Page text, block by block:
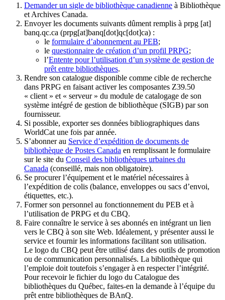
Demander un sigle de bibliothèque canadienne à Bibliothèque
et Archives Canada.
Envoyer les documents suivants dûment remplis à prpg [at]
banq.qc.ca (prpg[at]banq[dot]qc[dot]ca) :
le formulaire d’abonnement au PEB;
le questionnaire de création d’un profil PRPG;
l’Entente pour l’utilisation d’un système de gestion de
prêt entre bibliothèques.
Rendre son catalogue disponible comme cible de recherche
dans PRPG en faisant activer les composantes Z39.50
« client » et « serveur » du module de catalogage de son
système intégré de gestion de bibliothèque (SIGB) par son
fournisseur.
Si possible, exporter ses données bibliographiques dans
WorldCat une fois par année.
S’abonner au Service d’expédition de documents de
bibliothèque de Postes Canada en remplissant le formulaire
sur le site du Conseil des bibliothèques urbaines du
Canada (conseillé, mais non obligatoire).
Se procurer l’équipement et le matériel nécessaires à
l’expédition de colis (balance, enveloppes ou sacs d’envoi,
étiquettes, etc.).
Former son personnel au fonctionnement du PEB et à
l’utilisation de PRPG et du CBQ.
Faire connaître le service à ses abonnés en intégrant un lien
vers le CBQ à son site Web. Idéalement, y présenter aussi le
service et fournir les informations facilitant son utilisation.
Le logo du CBQ peut être utilisé dans des outils de promotion
ou de communication personnalisés. La bibliothèque qui
l’emploie doit toutefois s’engager à en respecter l’intégrité.
Pour recevoir le fichier du logo du Catalogue des
bibliothèques du Québec, faites-en la demande à l’équipe du
prêt entre bibliothèques de BAnQ.